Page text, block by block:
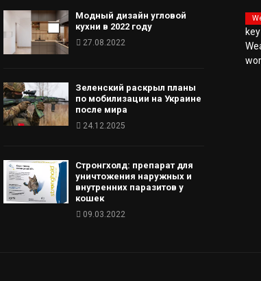
Модный дизайн угловой
кухни в 2022 году
27.08.2022
Зеленский раскрыл планы
по мобилизации на Украине
после мира
24.12.2025
Стронгхолд: препарат для
уничтожения наружных и
внутренних паразитов у
кошек
09.03.2022